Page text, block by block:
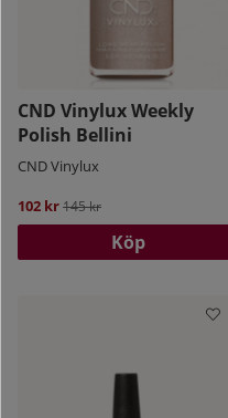
CND Vinylux Weekly
Polish Bellini
CND Vinylux
102 krOrdinarie pris:
145 kr
Köp